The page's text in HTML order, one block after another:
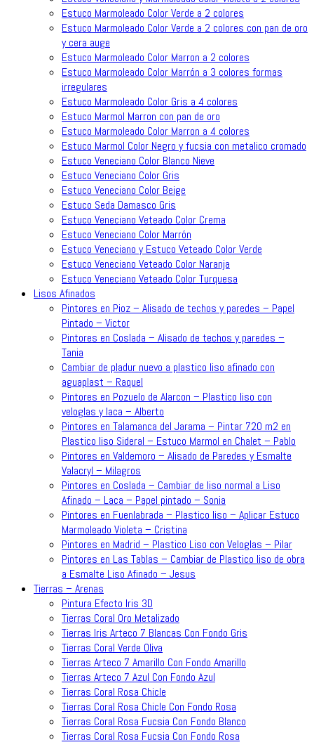
Estuco Marmoleado Color Verde a 2 colores
Estuco Marmoleado Color Verde a 2 colores con pan de oro
y cera auge
Estuco Marmoleado Color Marron a 2 colores
Estuco Marmoleado Color Marrón a 3 colores formas
irregulares
Estuco Marmoleado Color Gris a 4 colores
Estuco Marmol Marron con pan de oro
Estuco Marmoleado Color Marron a 4 colores
Estuco Marmol Color Negro y fucsia con metalico cromado
Estuco Veneciano Color Blanco Nieve
Estuco Veneciano Color Gris
Estuco Veneciano Color Beige
Estuco Seda Damasco Gris
Estuco Veneciano Veteado Color Crema
Estuco Veneciano Color Marrón
Estuco Veneciano y Estuco Veteado Color Verde
Estuco Veneciano Veteado Color Naranja
Estuco Veneciano Veteado Color Turquesa
Lisos Afinados
Pintores en Pioz – Alisado de techos y paredes – Papel
Pintado – Victor
Pintores en Coslada – Alisado de techos y paredes –
Tania
Cambiar de pladur nuevo a plastico liso afinado con
aguaplast – Raquel
Pintores en Pozuelo de Alarcon – Plastico liso con
veloglas y laca – Alberto
Pintores en Talamanca del Jarama – Pintar 720 m2 en
Plastico liso Sideral – Estuco Marmol en Chalet – Pablo
Pintores en Valdemoro – Alisado de Paredes y Esmalte
Valacryl – Milagros
Pintores en Coslada – Cambiar de liso normal a Liso
Afinado – Laca – Papel pintado – Sonia
Pintores en Fuenlabrada – Plastico liso – Aplicar Estuco
Marmoleado Violeta – Cristina
Pintores en Madrid – Plastico Liso con Veloglas – Pilar
Pintores en Las Tablas – Cambiar de Plastico liso de obra
a Esmalte Liso Afinado – Jesus
Tierras – Arenas
Pintura Efecto Iris 3D
Tierras Coral Oro Metalizado
Tierras Iris Arteco 7 Blancas Con Fondo Gris
Tierras Coral Verde Oliva
Tierras Arteco 7 Amarillo Con Fondo Amarillo
Tierras Arteco 7 Azul Con Fondo Azul
Tierras Coral Rosa Chicle
Tierras Coral Rosa Chicle Con Fondo Rosa
Tierras Coral Rosa Fucsia Con Fondo Blanco
Tierras Coral Rosa Fucsia Con Fondo Rosa